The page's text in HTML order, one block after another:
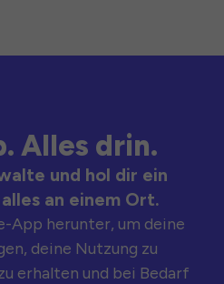
Alles drin.
und hol dir ein
an einem Ort.
App herunter, um deine
deine Nutzung zu
erhalten und bei Bedarf